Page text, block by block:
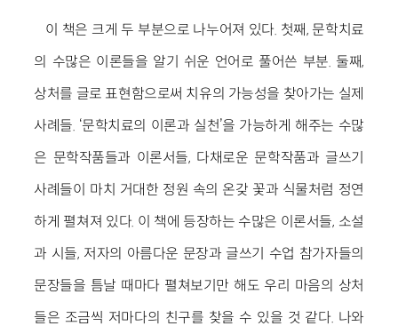
이 책은 크게 두 부분으로 나누어져 있다. 첫째, 문학치료
의 수많은 이론들을 알기 쉬운 언어로 풀어쓴 부분. 둘째,
상처를 글로 표현함으로써 치유의 가능성을 찾아가는 실제
사례들. ‘문학치료의 이론과 실천’을 가능하게 해주는 수많
은 문학작품들과 이론서들, 다채로운 문학작품과 글쓰기
사례들이 마치 거대한 정원 속의 온갖 꽃과 식물처럼 정연
하게 펼쳐져 있다. 이 책에 등장하는 수많은 이론서들, 소설
과 시들, 저자의 아름다운 문장과 글쓰기 수업 참가자들의
문장들을 틈날 때마다 펼쳐보기만 해도 우리 마음의 상처
들은 조금씩 저마다의 친구를 찾을 수 있을 것 같다. 나와